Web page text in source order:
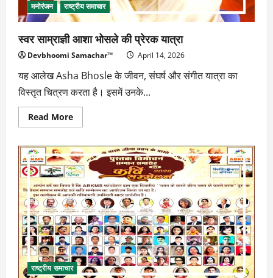
मनोरंजन राष्ट्रीय समाचार
स्वर साम्राज्ञी आशा भोसले की प्रेरक यात्रा
Devbhoomi Samachar™ April 14, 2026
यह आलेख Asha Bhosle के जीवन, संघर्ष और संगीत यात्रा का
विस्तृत चित्रण करता है। इसमें उनके...
Read MoreRead
more
साम्राज्ञी
आशा
भोसले
की
प्रेरक
यात्रा
राष्ट्रीय समाचार